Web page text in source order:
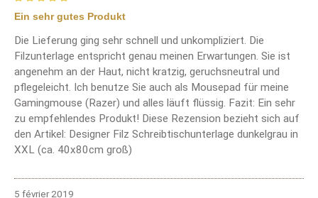
Review with rating of 5 out of 5 stars
Ein sehr gutes Produkt
Die Lieferung ging sehr schnell und unkompliziert. Die
Filzunterlage entspricht genau meinen Erwartungen. Sie ist
angenehm an der Haut, nicht kratzig, geruchsneutral und
pflegeleicht. Ich benutze Sie auch als Mousepad für meine
Gamingmouse (Razer) und alles läuft flüssig. Fazit: Ein sehr
zu empfehlendes Produkt! Diese Rezension bezieht sich auf
den Artikel: Designer Filz Schreibtischunterlage dunkelgrau in
XXL (ca. 40x80cm groß)
5 février 2019